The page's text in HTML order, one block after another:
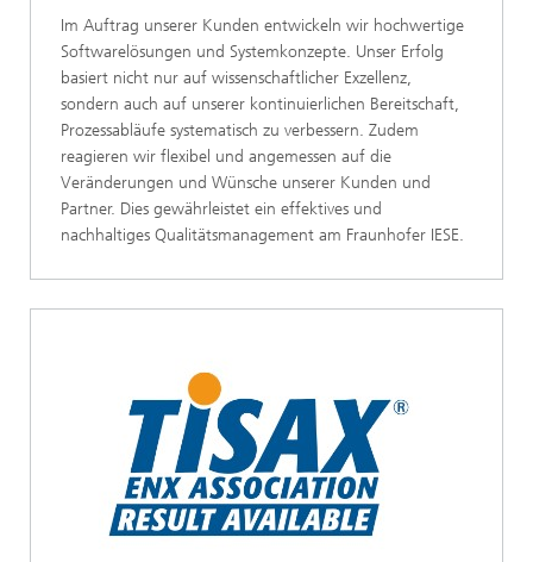
Im Auftrag unserer Kunden entwickeln wir hochwertige
Softwarelösungen und Systemkonzepte. Unser Erfolg
basiert nicht nur auf wissenschaftlicher Exzellenz,
sondern auch auf unserer kontinuierlichen Bereitschaft,
Prozessabläufe systematisch zu verbessern. Zudem
reagieren wir flexibel und angemessen auf die
Veränderungen und Wünsche unserer Kunden und
Partner. Dies gewährleistet ein effektives und
nachhaltiges Qualitätsmanagement am Fraunhofer IESE.